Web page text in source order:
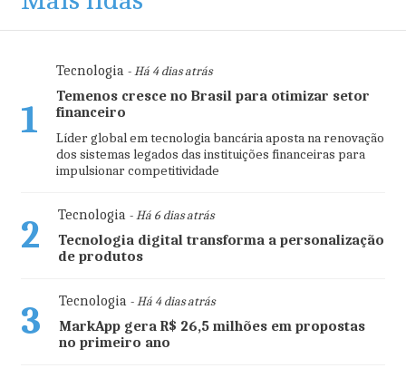
1
Tecnologia- Há 4 dias atrás
Temenos cresce no Brasil para otimizar setor
financeiro
Líder global em tecnologia bancária aposta na renovação
dos sistemas legados das instituições financeiras para
impulsionar competitividade
2 Tecnologia- Há 6 dias atrás
Tecnologia digital transforma a personalização
de produtos
3 Tecnologia- Há 4 dias atrás
MarkApp gera R$ 26,5 milhões em propostas
no primeiro ano